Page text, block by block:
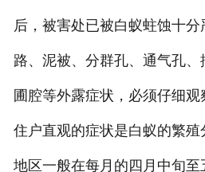
后，被害处已被白蚁蛀蚀十
路、泥被、分群孔、通气孔
圃腔等外露症状，必须仔细
住户直观的症状是白蚁的繁
地区一般在每月的四月中旬至